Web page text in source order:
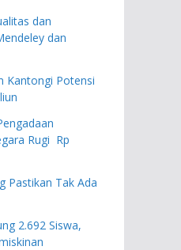
dan
dan
Kantongi Potensi
Rugi Rp
Pastikan Tak Ada
2.692 Siswa,